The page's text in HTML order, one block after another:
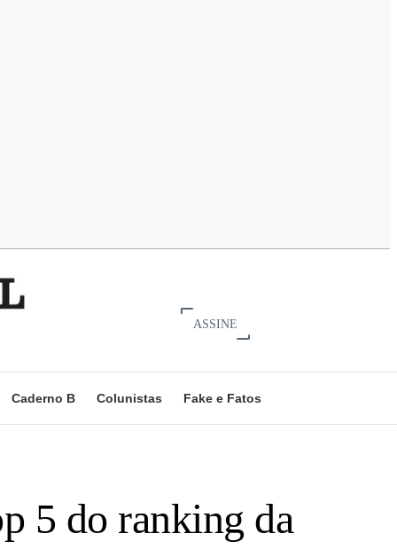
ASSINE
Caderno B Colunistas Fake e Fatos
5 do ranking da